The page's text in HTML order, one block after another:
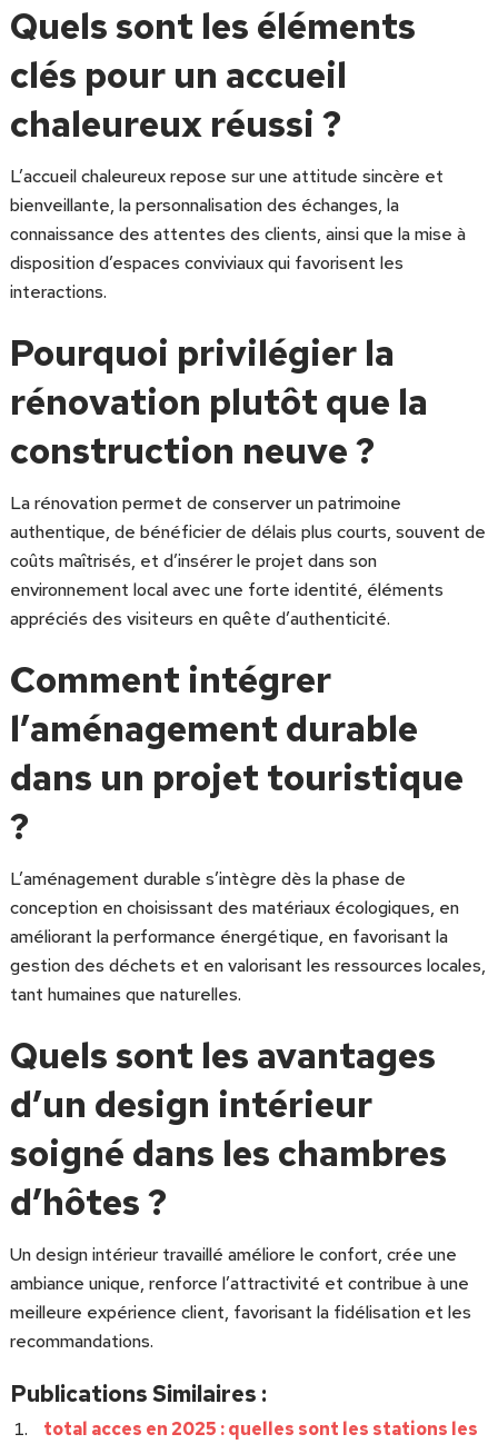
Quels sont les éléments
clés pour un accueil
chaleureux réussi ?
L’accueil chaleureux repose sur une attitude sincère et
bienveillante, la personnalisation des échanges, la
connaissance des attentes des clients, ainsi que la mise à
disposition d’espaces conviviaux qui favorisent les
interactions.
Pourquoi privilégier la
rénovation plutôt que la
construction neuve ?
La rénovation permet de conserver un patrimoine
authentique, de bénéficier de délais plus courts, souvent de
coûts maîtrisés, et d’insérer le projet dans son
environnement local avec une forte identité, éléments
appréciés des visiteurs en quête d’authenticité.
Comment intégrer
l’aménagement durable
dans un projet touristique
?
L’aménagement durable s’intègre dès la phase de
conception en choisissant des matériaux écologiques, en
améliorant la performance énergétique, en favorisant la
gestion des déchets et en valorisant les ressources locales,
tant humaines que naturelles.
Quels sont les avantages
d’un design intérieur
soigné dans les chambres
d’hôtes ?
Un design intérieur travaillé améliore le confort, crée une
ambiance unique, renforce l’attractivité et contribue à une
meilleure expérience client, favorisant la fidélisation et les
recommandations.
Publications Similaires :
total acces en 2025 : quelles sont les stations les